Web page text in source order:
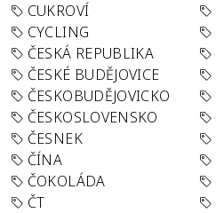
CUKROVÍ
CYCLING
ČESKÁ REPUBLIKA
ČESKÉ BUDĚJOVICE
ČESKOBUDĚJOVICKO
ČESKOSLOVENSKO
ČESNEK
ČÍNA
ČOKOLÁDA
ČT